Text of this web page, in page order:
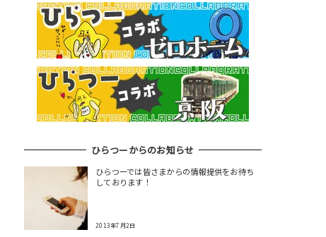
ひらつーからのお知らせ
ひらつーでは皆さまからの情報提供をお待ち
しております！
2013年7月2日